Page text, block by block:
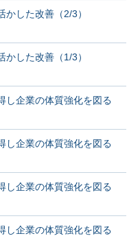
した改善（2/3）
した改善（1/3）
企業の体質強化を図る
企業の体質強化を図る
企業の体質強化を図る
企業の体質強化を図る